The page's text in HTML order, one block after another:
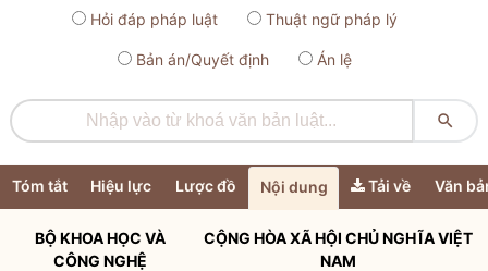
Hỏi đáp pháp luật Thuật ngữ pháp lý
Bản án/Quyết định Án lệ

Tóm tắt Hiệu lực Lược đồ Nội dung Tải về Văn
BỘ KHOA HỌC VÀ
CÔNG NGHỆ
CỘNG HÒA XÃ HỘI CHỦ NGHĨA VIỆT
NAM